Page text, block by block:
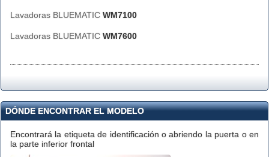
Lavadoras BLUEMATIC WM7100
Lavadoras BLUEMATIC WM7600
DÓNDE ENCONTRAR EL MODELO
Encontrará la etiqueta de identificación o abriendo la puerta o en
la parte inferior frontal